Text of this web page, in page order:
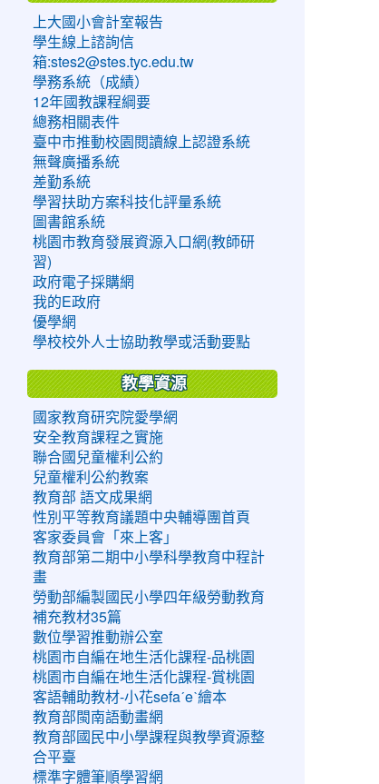
上大國小會計室報告
學生線上諮詢信
箱:stes2@stes.tyc.edu.tw
學務系統（成績）
12年國教課程綱要
總務相關表件
臺中市推動校園閱讀線上認證系統
無聲廣播系統
差勤系統
學習扶助方案科技化評量系統
圖書館系統
桃園市教育發展資源入口網(教師研
習)
政府電子採購網
我的E政府
優學網
學校校外人士協助教學或活動要點
教學資源
國家教育研究院愛學網
安全教育課程之實施
聯合國兒童權利公約
兒童權利公約教案
教育部 語文成果網
性別平等教育議題中央輔導團首頁
客家委員會「來上客」
教育部第二期中小學科學教育中程計
畫
勞動部編製國民小學四年級勞動教育
補充教材35篇
數位學習推動辦公室
桃園市自編在地生活化課程-品桃園
桃園市自編在地生活化課程-賞桃園
客語輔助教材-小花sefaˊeˋ繪本
教育部閩南語動畫網
教育部國民中小學課程與教學資源整
合平臺
標準字體筆順學習網